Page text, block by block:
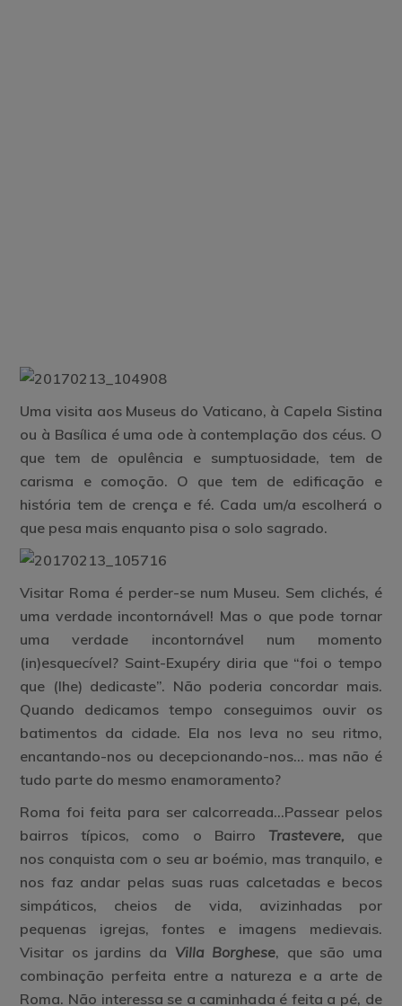
Uma visita aos Museus do Vaticano, à Capela Sistina
ou à Basílica é uma ode à contemplação dos céus. O
que tem de opulência e sumptuosidade, tem de
carisma e comoção. O que tem de edificação e
história tem de crença e fé. Cada um/a escolherá o
que pesa mais enquanto pisa o solo sagrado.
Visitar Roma é perder-se num Museu. Sem clichés, é
uma verdade incontornável! Mas o que pode tornar
uma verdade incontornável num momento
(in)esquecível? Saint-Exupéry diria que “foi o tempo
que (lhe) dedicaste”. Não poderia concordar mais.
Quando dedicamos tempo conseguimos ouvir os
batimentos da cidade. Ela nos leva no seu ritmo,
encantando-nos ou decepcionando-nos… mas não é
tudo parte do mesmo enamoramento?
Roma foi feita para ser calcorreada…Passear pelos
bairros típicos, como o Bairro Trastevere, que
nos conquista com o seu ar boémio, mas tranquilo, e
nos faz andar pelas suas ruas calcetadas e becos
simpáticos, cheios de vida, avizinhadas por
pequenas igrejas, fontes e imagens medievais.
Visitar os jardins da Villa Borghese, que são uma
combinação perfeita entre a natureza e a arte de
Roma. Não interessa se a caminhada é feita a pé, de